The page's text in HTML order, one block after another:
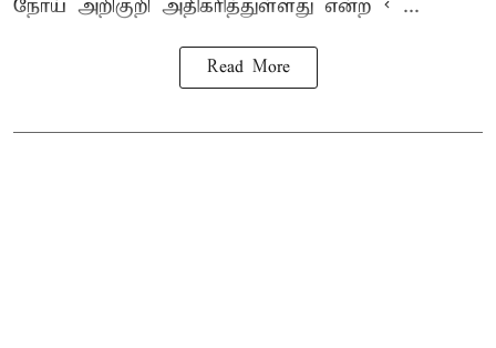
நோய் அறிகுறி அதிகரித்துள்ளது என்ற < ...
Read More